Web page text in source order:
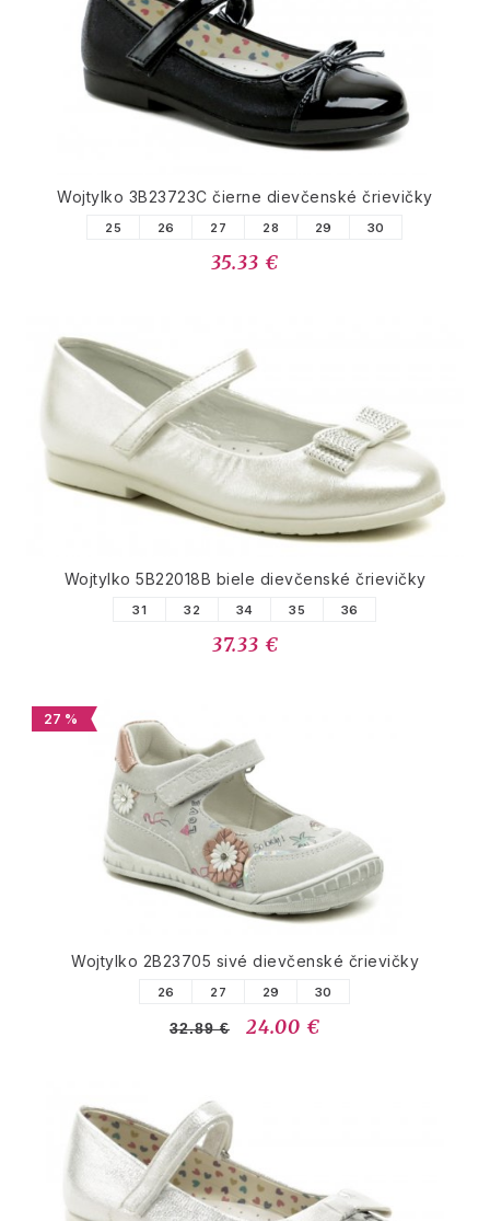
Wojtylko 3B23723C čierne dievčenské črievičky
25 26 27 28 29 30
35.33 €
Wojtylko 5B22018B biele dievčenské črievičky
31 32 34 35 36
37.33 €
27 %
Wojtylko 2B23705 sivé dievčenské črievičky
26 27 29 30
32.89 € 24.00 €